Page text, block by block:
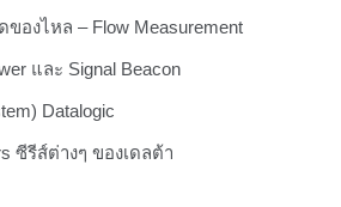
องไหล – Flow Measurement
และ Signal Beacon
Datalogic
ซีรีส์ต่างๆ ของเดลต้า